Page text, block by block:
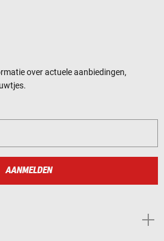
over actuele aanbiedingen,
AANMELDEN